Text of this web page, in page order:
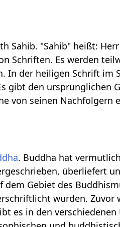
Sahib. "Sahib" heißt:
Schriften. Es werden
In der heiligen Schrift im
gibt den ursprünglichen
von seinen Nachfolgern
. Buddha hat
überliefert
Gebiet des
wurden.
es in den